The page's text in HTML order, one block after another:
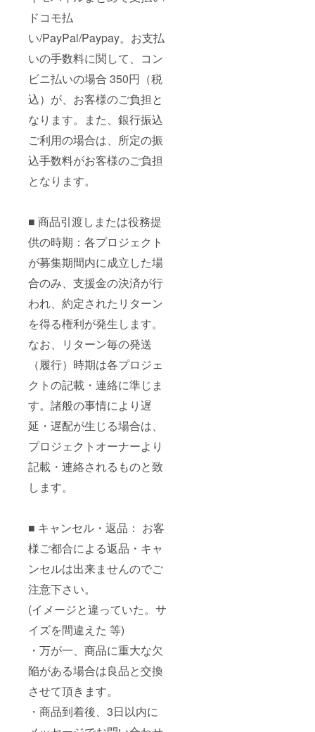
ドコモ払
い/PayPal/Paypay。お支払
いの手数料に関して、コン
ビニ払いの場合 350円（税
込）が、お客様のご負担と
なります。また、銀行振込
ご利用の場合は、所定の振
込手数料がお客様のご負担
となります。
■ 商品引渡しまたは役務提
供の時期：各プロジェクト
が募集期間内に成立した場
合のみ、支援金の決済が行
われ、約定されたリターン
を得る権利が発生します。
なお、リターン毎の発送
（履行）時期は各プロジェ
クトの記載・連絡に準じま
す。諸般の事情により遅
延・遅配が生じる場合は、
プロジェクトオーナーより
記載・連絡されるものと致
します。
■ キャンセル・返品： お客
様ご都合による返品・キャ
ンセルは出来ませんのでご
注意下さい。
(イメージと違っていた。サ
イズを間違えた 等)
・万が一、商品に重大な欠
陥がある場合は良品と交換
させて頂きます。
・商品到着後、3日以内に